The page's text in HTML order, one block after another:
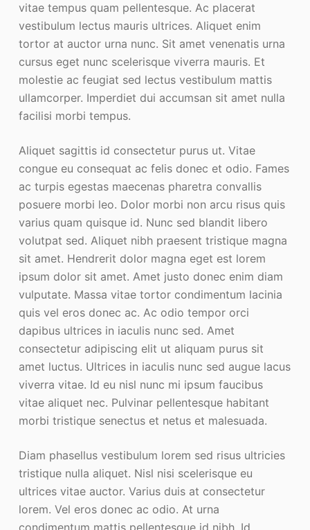
vitae tempus quam pellentesque. Ac placerat
vestibulum lectus mauris ultrices. Aliquet enim
tortor at auctor urna nunc. Sit amet venenatis urna
cursus eget nunc scelerisque viverra mauris. Et
molestie ac feugiat sed lectus vestibulum mattis
ullamcorper. Imperdiet dui accumsan sit amet nulla
facilisi morbi tempus.
Aliquet sagittis id consectetur purus ut. Vitae
congue eu consequat ac felis donec et odio. Fames
ac turpis egestas maecenas pharetra convallis
posuere morbi leo. Dolor morbi non arcu risus quis
varius quam quisque id. Nunc sed blandit libero
volutpat sed. Aliquet nibh praesent tristique magna
sit amet. Hendrerit dolor magna eget est lorem
ipsum dolor sit amet. Amet justo donec enim diam
vulputate. Massa vitae tortor condimentum lacinia
quis vel eros donec ac. Ac odio tempor orci
dapibus ultrices in iaculis nunc sed. Amet
consectetur adipiscing elit ut aliquam purus sit
amet luctus. Ultrices in iaculis nunc sed augue lacus
viverra vitae. Id eu nisl nunc mi ipsum faucibus
vitae aliquet nec. Pulvinar pellentesque habitant
morbi tristique senectus et netus et malesuada.
Diam phasellus vestibulum lorem sed risus ultricies
tristique nulla aliquet. Nisl nisi scelerisque eu
ultrices vitae auctor. Varius duis at consectetur
lorem. Vel eros donec ac odio. At urna